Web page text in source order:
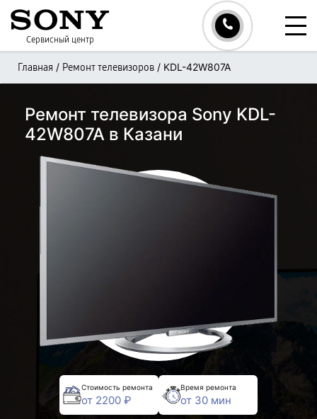
Сервисный центр
Главная / Ремонт телевизоров / KDL-42W807A
Ремонт телевизора Sony KDL-
42W807A в Казани
Стоимость ремонта
от 2200 ₽
Время ремонта
от 30 мин